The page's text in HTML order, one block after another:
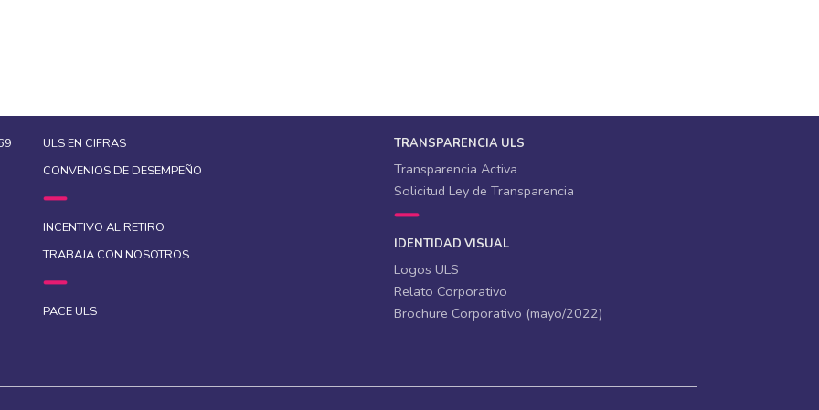
ULS EN CIFRAS
CONVENIOS DE DESEMPEÑO
INCENTIVO AL RETIRO
TRABAJA CON NOSOTROS
PACE ULS
TRANSPARENCIA ULS
Transparencia Activa
Solicitud Ley de Transparencia
IDENTIDAD VISUAL
Logos ULS
Relato Corporativo
Brochure Corporativo (mayo/2022)